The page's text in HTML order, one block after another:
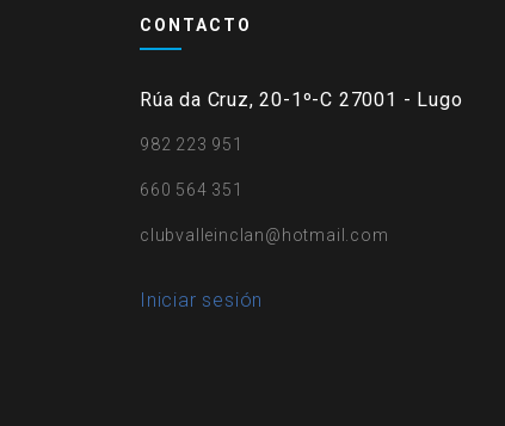
CONTACTO
Rúa da Cruz, 20-1º-C 27001 - Lugo
982 223 951
660 564 351
clubvalleinclan@hotmail.com
User
Iniciar sesión